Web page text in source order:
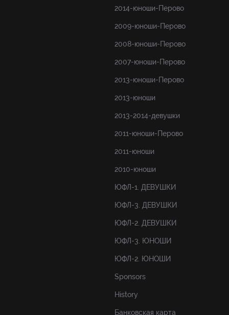
2014-юноши-Перово
2009-юноши-Перово
2008-юноши-Перово
2007-юноши-Перово
2013-юноши-Перово
2013-юноши
2013-2014-девушки
2011-юноши-Перово
2011-юноши
2010-юноши
ЮФЛ-1. ДЕВУШКИ
ЮФЛ-3. ДЕВУШКИ
ЮФЛ-2. ДЕВУШКИ
ЮФЛ-3. ЮНОШИ
ЮФЛ-2. ЮНОШИ
Sponsors
History
Банковская карта